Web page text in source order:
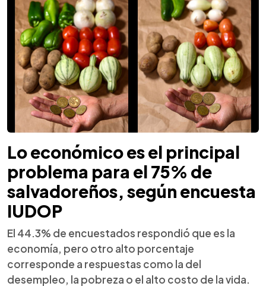
Lo económico es el principal
problema para el 75% de
salvadoreños, según encuesta
IUDOP
El 44.3% de encuestados respondió que es la
economía, pero otro alto porcentaje
corresponde a respuestas como la del
desempleo, la pobreza o el alto costo de la vida.